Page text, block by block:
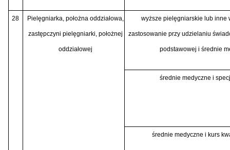
28 Pielęgniarka, położna oddziałowa,
zastępczyni pielęgniarki, położnej
oddziałowej
wyższe pielęgniarskie lub inne
zastosowanie przy udzielaniu
podstawowej i średnie
średnie medyczne i
średnie medyczne i kurs